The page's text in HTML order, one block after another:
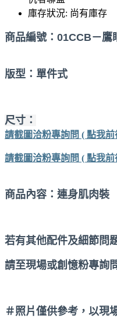
庫存狀況: 尚有庫存
商品編號：01CCB－鷹
版型：單件式
尺寸：
請截圖洽粉專詢問 ( 點我
請截圖洽粉專詢問 ( 點我
商品內容：連身肌肉裝
若有其他配件及細節問
請至現場或創憶粉專詢
＃照片僅供參考，以現